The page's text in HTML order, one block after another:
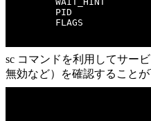
PID
FLAGS
sc コマンドを利用してサー
無効など）を確認することが